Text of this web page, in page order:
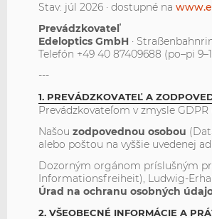
Stav: júl 2026 · dostupné na
Prevádzkovateľ
Edeloptics GmbH ·
Telefón +49 40 87409688 (po–pi
---
1. PREVÁDZKOVATEĽ A
Prevádzkovateľom v zmysle
Našou zodpovednou osobou
alebo poštou na vyššie uvedenej
Dozorným orgánom príslušným
Informationsfreiheit), Ludwig-
Úrad na ochranu osobných
2. VŠEOBECNÉ INFORMÁCIE A